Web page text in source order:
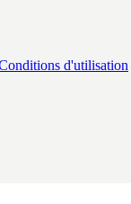
d'utilisation